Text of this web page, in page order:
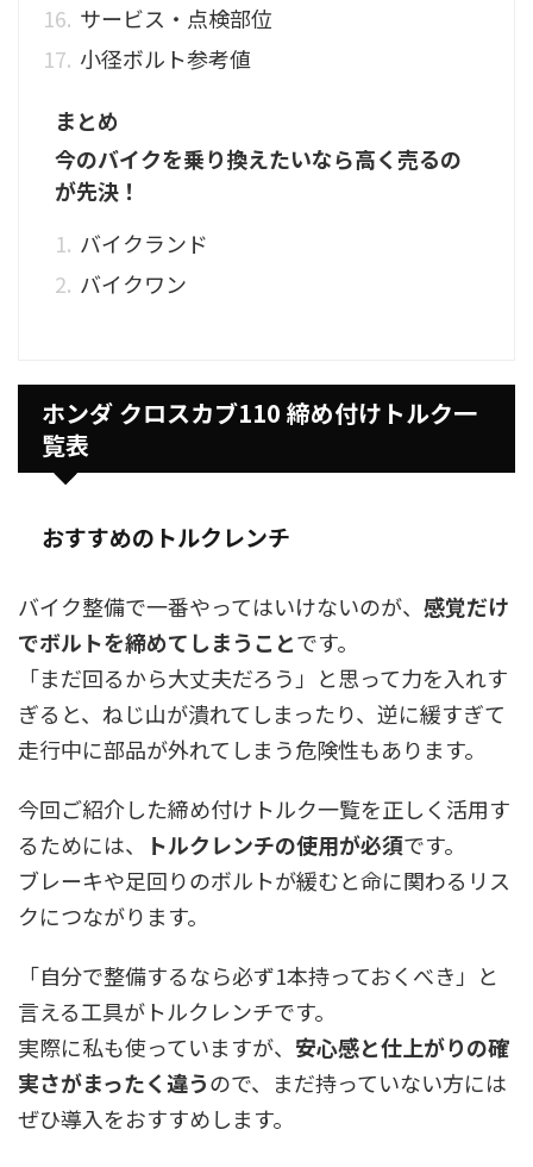
サービス・点検部位
小径ボルト参考値
まとめ
今のバイクを乗り換えたいなら高く売るの
が先決！
バイクランド
バイクワン
ホンダ クロスカブ110 締め付けトルク一
覧表
おすすめのトルクレンチ
バイク整備で一番やってはいけないのが、 感覚だけ
でボルトを締めてしまうことです。
「まだ回るから大丈夫だろう」と思って力を入れす
ぎると、ねじ山が潰れてしまったり、逆に緩すぎて
走行中に部品が外れてしまう危険性もあります。
今回ご紹介した締め付けトルク一覧を正しく活用す
るためには、
トルクレンチの使用が必須です。
ブレーキや足回りのボルトが緩むと命に関わるリス
クにつながります。
「自分で整備するなら必ず1本持っておくべき」と
言える工具がトルクレンチです。
実際に私も使っていますが、 安心感と仕上がりの確
実さがまったく違うので、まだ持っていない方には
ぜひ導入をおすすめします。